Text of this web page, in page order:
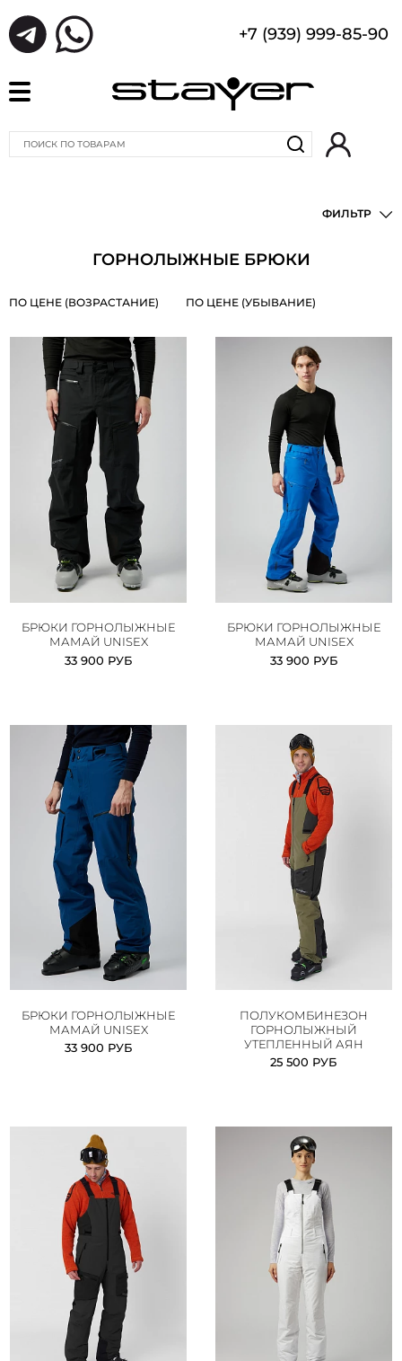
+7 (939) 999-85-90
ФИЛЬТР
ГОРНОЛЫЖНЫЕ БРЮКИ
ПО ЦЕНЕ (ВОЗРАСТАНИЕ) ПО ЦЕНЕ (УБЫВАНИЕ)
БРЮКИ ГОРНОЛЫЖНЫЕ
МАМАЙ UNISEX
33 900 РУБ
БРЮКИ ГОРНОЛЫЖНЫЕ
МАМАЙ UNISEX
33 900 РУБ
БРЮКИ ГОРНОЛЫЖНЫЕ
МАМАЙ UNISEX
33 900 РУБ
ПОЛУКОМБИНЕЗОН
ГОРНОЛЫЖНЫЙ
УТЕПЛЕННЫЙ АЯН
25 500 РУБ